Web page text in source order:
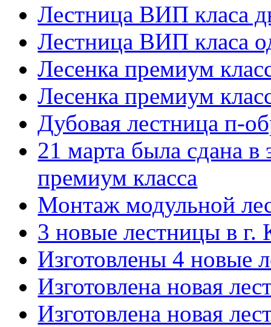
Лестница ВИП класа
Лестница ВИП класа
Лесенка премиум
Лесенка премиум
Дубовая лестница п-
21 марта была сдана в
премиум класса
Монтаж модульной
3 новые лестницы в г.
Изготовлены 4 новые
Изготовлена новая
Изготовлена новая